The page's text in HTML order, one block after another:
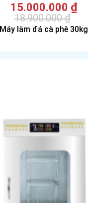
Máy làm đá cà phê 30kg
18.900.000₫
Giá
15.000.000 ₫
Giá